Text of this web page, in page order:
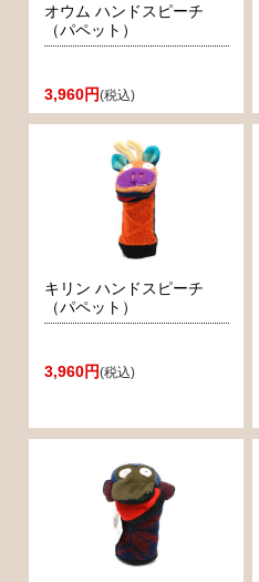
オウム ハンドスピーチ
（パペット）
3,960円(税込)
キリン ハンドスピーチ
（パペット）
3,960円(税込)